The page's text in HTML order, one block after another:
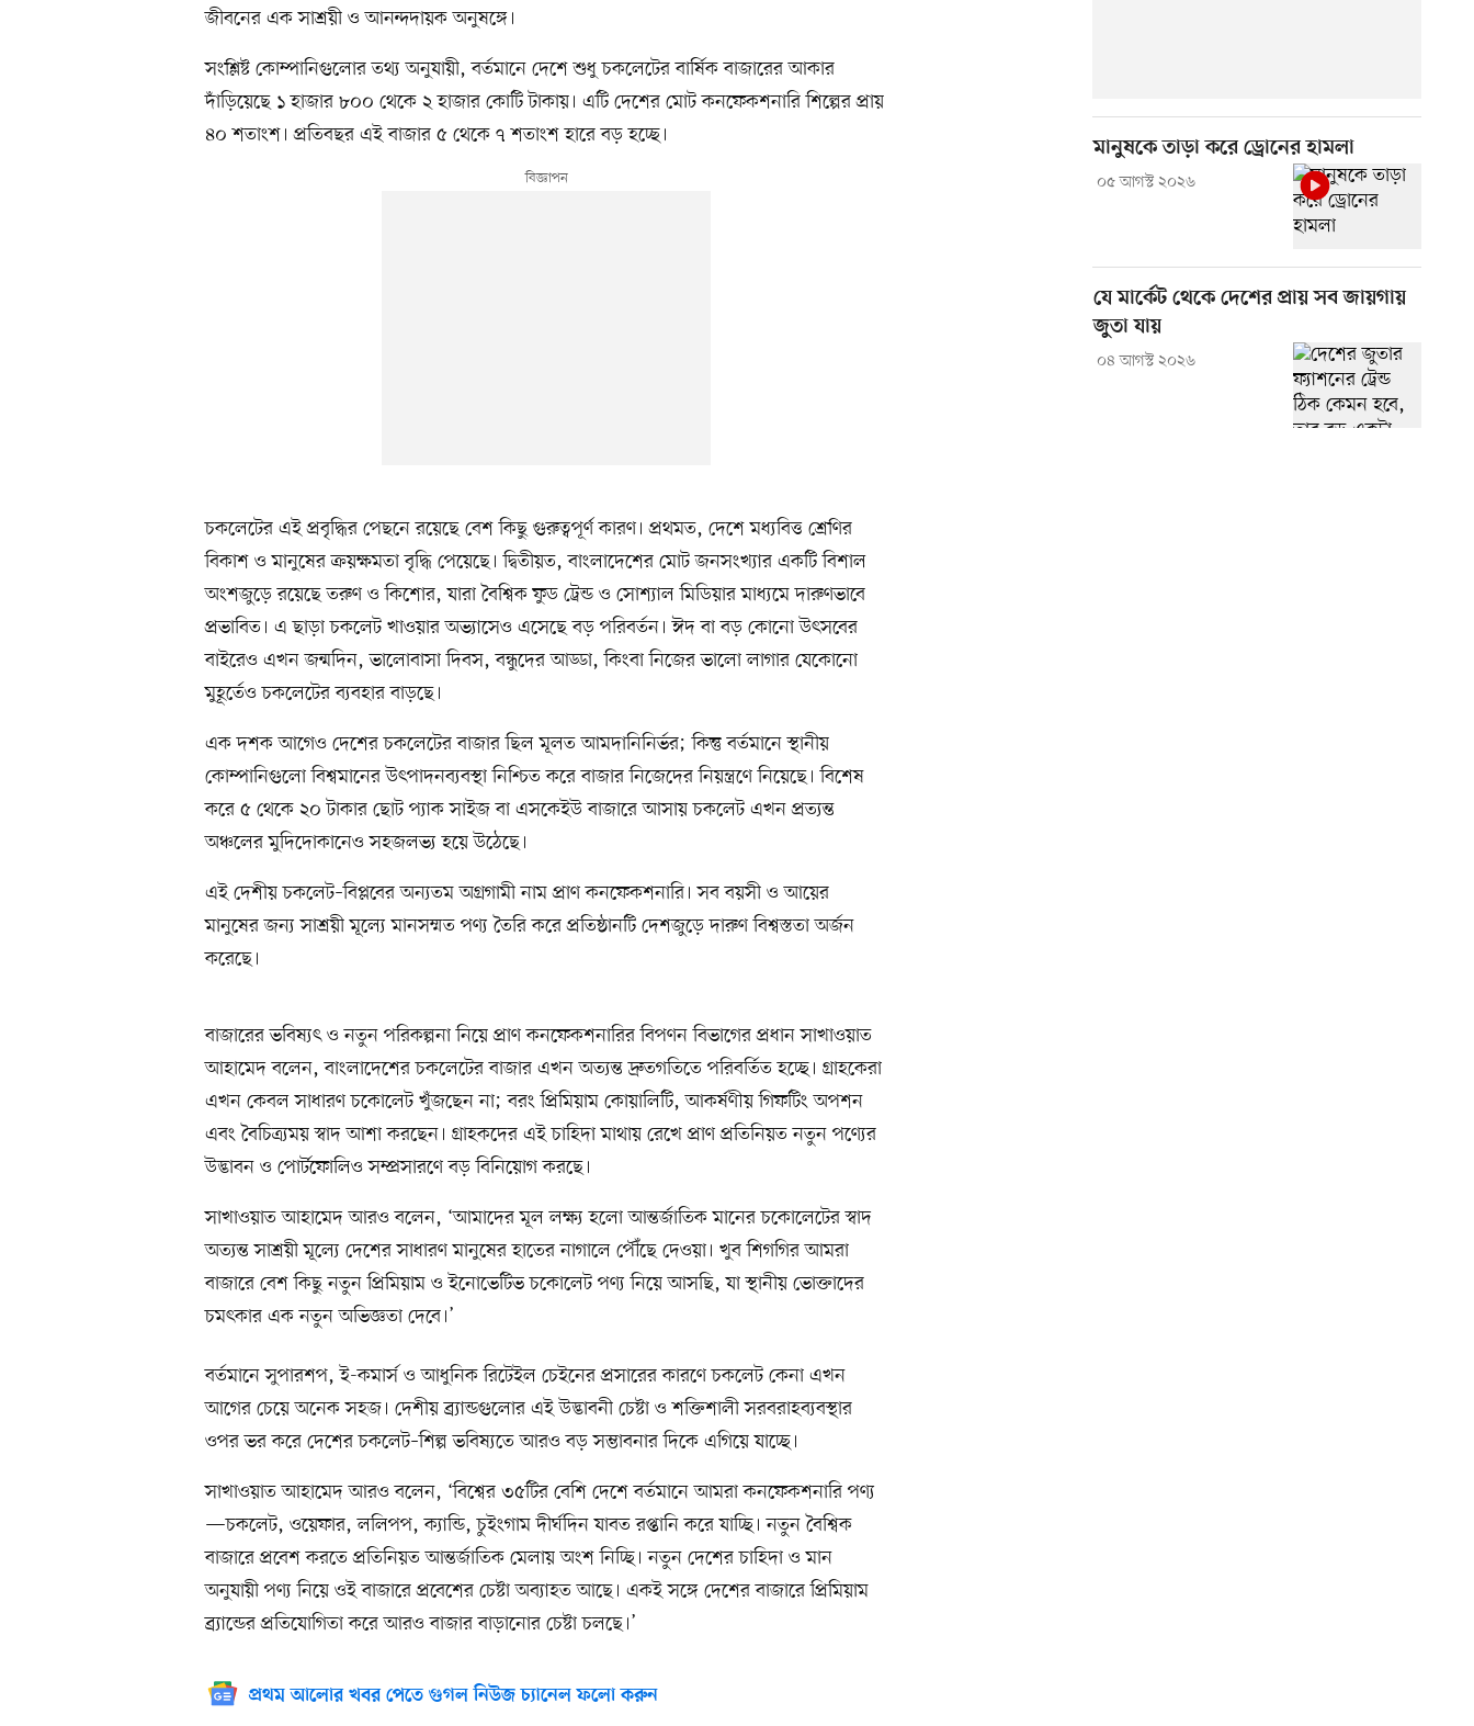
জীবনের এক সাশ্রয়ী ও আনন্দদায়ক অনুষঙ্গে।
সংশ্লিষ্ট কোম্পানিগুলোর তথ্য অনুযায়ী, বর্তমানে দেশে শুধু চকলেটের বার্ষিক বাজারের আকার
দাঁড়িয়েছে ১ হাজার ৮০০ থেকে ২ হাজার কোটি টাকায়। এটি দেশের মোট কনফেকশনারি শিল্পের প্রায়
৪০ শতাংশ। প্রতিবছর এই বাজার ৫ থেকে ৭ শতাংশ হারে বড় হচ্ছে।
চকলেটের এই প্রবৃদ্ধির পেছনে রয়েছে বেশ কিছু গুরুত্বপূর্ণ কারণ। প্রথমত, দেশে মধ্যবিত্ত শ্রেণির
বিকাশ ও মানুষের ক্রয়ক্ষমতা বৃদ্ধি পেয়েছে। দ্বিতীয়ত, বাংলাদেশের মোট জনসংখ্যার একটি বিশাল
অংশজুড়ে রয়েছে তরুণ ও কিশোর, যারা বৈশ্বিক ফুড ট্রেন্ড ও সোশ্যাল মিডিয়ার মাধ্যমে দারুণভাবে
প্রভাবিত। এ ছাড়া চকলেট খাওয়ার অভ্যাসেও এসেছে বড় পরিবর্তন। ঈদ বা বড় কোনো উৎসবের
বাইরেও এখন জন্মদিন, ভালোবাসা দিবস, বন্ধুদের আড্ডা, কিংবা নিজের ভালো লাগার যেকোনো
মুহূর্তেও চকলেটের ব্যবহার বাড়ছে।
এক দশক আগেও দেশের চকলেটের বাজার ছিল মূলত আমদানিনির্ভর; কিন্তু বর্তমানে স্থানীয়
কোম্পানিগুলো বিশ্বমানের উৎপাদনব্যবস্থা নিশ্চিত করে বাজার নিজেদের নিয়ন্ত্রণে নিয়েছে। বিশেষ
করে ৫ থেকে ২০ টাকার ছোট প্যাক সাইজ বা এসকেইউ বাজারে আসায় চকলেট এখন প্রত্যন্ত
অঞ্চলের মুদিদোকানেও সহজলভ্য হয়ে উঠেছে।
এই দেশীয় চকলেট–বিপ্লবের অন্যতম অগ্রগামী নাম প্রাণ কনফেকশনারি। সব বয়সী ও আয়ের
মানুষের জন্য সাশ্রয়ী মূল্যে মানসম্মত পণ্য তৈরি করে প্রতিষ্ঠানটি দেশজুড়ে দারুণ বিশ্বস্ততা অর্জন
করেছে।
বাজারের ভবিষ্যৎ ও নতুন পরিকল্পনা নিয়ে প্রাণ কনফেকশনারির বিপণন বিভাগের প্রধান সাখাওয়াত
আহামেদ বলেন, বাংলাদেশের চকলেটের বাজার এখন অত্যন্ত দ্রুতগতিতে পরিবর্তিত হচ্ছে। গ্রাহকেরা
এখন কেবল সাধারণ চকোলেট খুঁজছেন না; বরং প্রিমিয়াম কোয়ালিটি, আকর্ষণীয় গিফটিং অপশন
এবং বৈচিত্র্যময় স্বাদ আশা করছেন। গ্রাহকদের এই চাহিদা মাথায় রেখে প্রাণ প্রতিনিয়ত নতুন পণ্যের
উদ্ভাবন ও পোর্টফোলিও সম্প্রসারণে বড় বিনিয়োগ করছে।
সাখাওয়াত আহামেদ আরও বলেন, ‘আমাদের মূল লক্ষ্য হলো আন্তর্জাতিক মানের চকোলেটের স্বাদ
অত্যন্ত সাশ্রয়ী মূল্যে দেশের সাধারণ মানুষের হাতের নাগালে পৌঁছে দেওয়া। খুব শিগগির আমরা
বাজারে বেশ কিছু নতুন প্রিমিয়াম ও ইনোভেটিভ চকোলেট পণ্য নিয়ে আসছি, যা স্থানীয় ভোক্তাদের
চমৎকার এক নতুন অভিজ্ঞতা দেবে।’
বর্তমানে সুপারশপ, ই-কমার্স ও আধুনিক রিটেইল চেইনের প্রসারের কারণে চকলেট কেনা এখন
আগের চেয়ে অনেক সহজ। দেশীয় ব্র্যান্ডগুলোর এই উদ্ভাবনী চেষ্টা ও শক্তিশালী সরবরাহব্যবস্থার
ওপর ভর করে দেশের চকলেট–শিল্প ভবিষ্যতে আরও বড় সম্ভাবনার দিকে এগিয়ে যাচ্ছে।
সাখাওয়াত আহামেদ আরও বলেন, ‘বিশ্বের ৩৫টির বেশি দেশে বর্তমানে আমরা কনফেকশনারি পণ্য
—চকলেট, ওয়েফার, ললিপপ, ক্যান্ডি, চুইংগাম দীর্ঘদিন যাবত রপ্তানি করে যাচ্ছি। নতুন বৈশ্বিক
বাজারে প্রবেশ করতে প্রতিনিয়ত আন্তর্জাতিক মেলায় অংশ নিচ্ছি। নতুন দেশের চাহিদা ও মান
অনুযায়ী পণ্য নিয়ে ওই বাজারে প্রবেশের চেষ্টা অব্যাহত আছে। একই সঙ্গে দেশের বাজারে প্রিমিয়াম
ব্র্যান্ডের প্রতিযোগিতা করে আরও বাজার বাড়ানোর চেষ্টা চলছে।’
প্রথম আলোর খবর পেতে গুগল নিউজ চ্যানেল ফলো করুন
মানুষকে তাড়া করে ড্রোনের হামলা
০৫ আগস্ট ২০২৬
যে মার্কেট থেকে দেশের প্রায় সব জায়গায়
জুতা যায়
০৪ আগস্ট ২০২৬